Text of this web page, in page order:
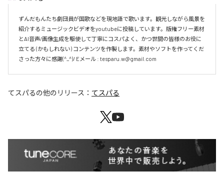
ずんだもんたち劇団員が国歌などを現地語で歌います。観光しながら風景を
紹介するミュージックビデオをyoutubeに投稿しています。版権フリー素材
とAI音声/画像生成を駆使して丁寧にコスパよく、かつ世間の皆様のお役に
立てる (かもしれない) コンテンツを作製します。素材やソフトを作ってくだ
さった方々に感謝(^_^)/ Eメール : tesparu.w@gmail.com
てスパるの他のリリース： てスパる